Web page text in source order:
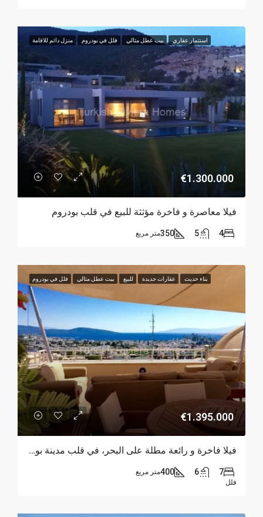
استثمار عقاري بيت عطل مثالي فلل في بودروم منزل دائم للاقامة
€1.300.000
فيلا معاصرة و فاخرة مؤثثة للبيع في قلب بودروم
4
5
350متر مربع
بناء حديث عقارات جديدة للبيع بيت عطل مثالي فلل في بودروم
€1.395.000
فيلا فاخرة و رائعة مطلة على البحر، في قلب مدينة بودروم
7
6
400متر مربع
فلل